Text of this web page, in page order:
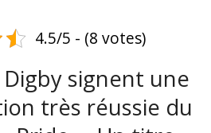
4.5/5 - (8 votes)
signent une
très réussie du